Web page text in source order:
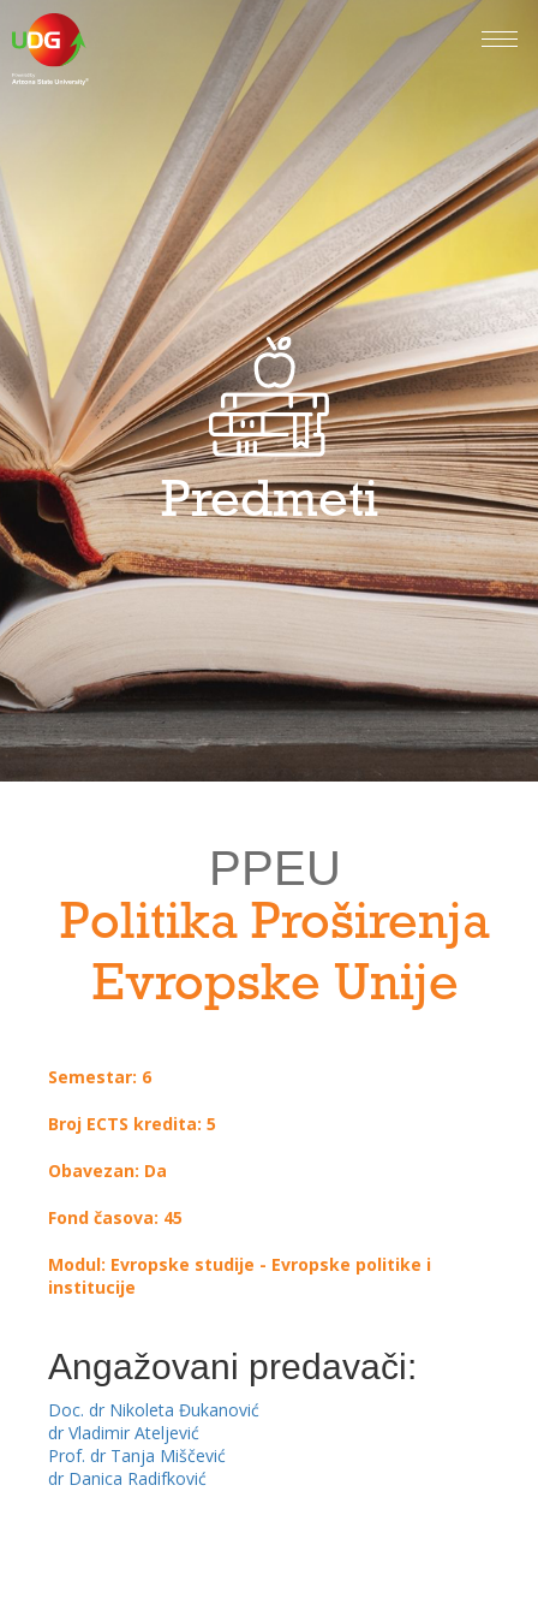
Predmeti
PPEU
Politika Proširenja
Evropske Unije
Semestar: 6
Broj ECTS kredita: 5
Obavezan: Da
Fond časova: 45
Modul: Evropske studije - Evropske politike i
institucije
Angažovani predavači:
Doc. dr Nikoleta Đukanović
dr Vladimir Ateljević
Prof. dr Tanja Miščević
dr Danica Radifković